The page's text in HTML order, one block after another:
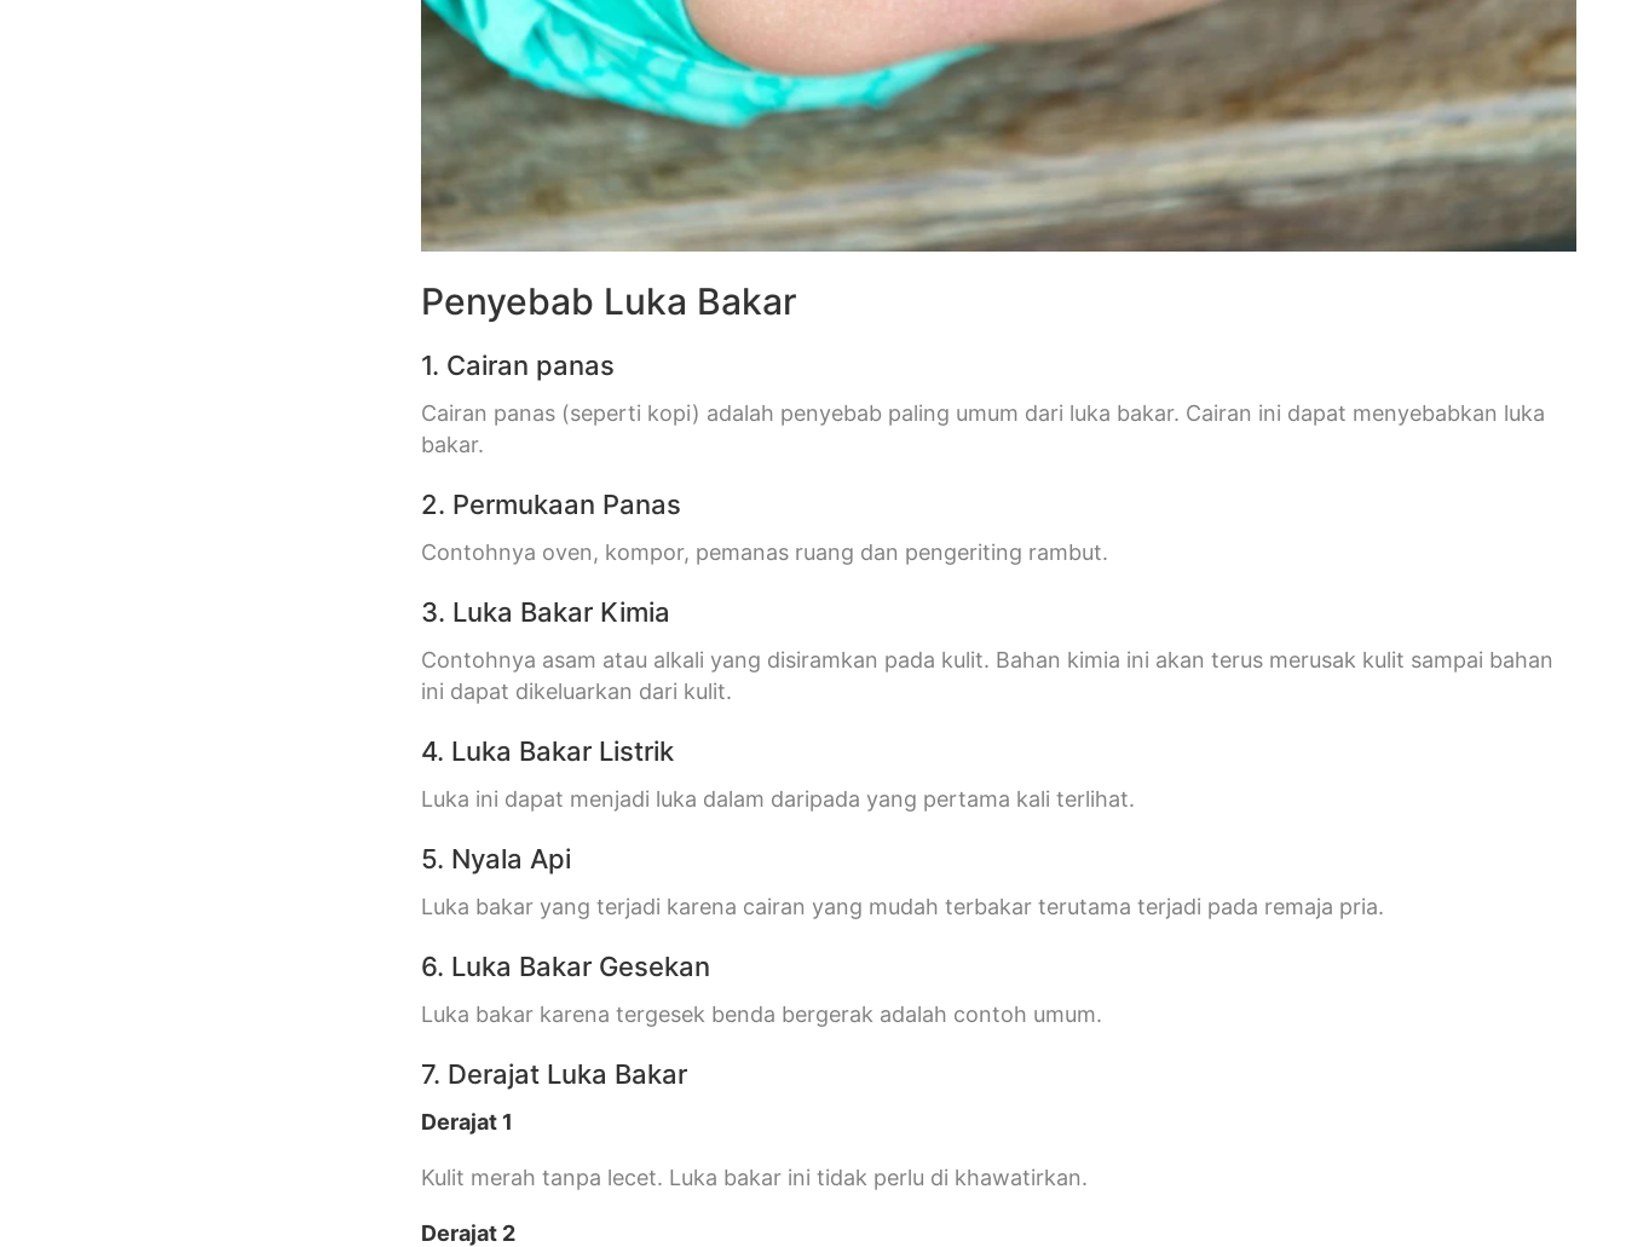
Penyebab Luka Bakar
1. Cairan panas
Cairan panas (seperti kopi) adalah penyebab paling umum dari luka bakar. Cairan ini dapat menyebabkan luka
bakar.
2. Permukaan Panas
Contohnya oven, kompor, pemanas ruang dan pengeriting rambut.
3. Luka Bakar Kimia
Contohnya asam atau alkali yang disiramkan pada kulit. Bahan kimia ini akan terus merusak kulit sampai bahan
ini dapat dikeluarkan dari kulit.
4. Luka Bakar Listrik
Luka ini dapat menjadi luka dalam daripada yang pertama kali terlihat.
5. Nyala Api
Luka bakar yang terjadi karena cairan yang mudah terbakar terutama terjadi pada remaja pria.
6. Luka Bakar Gesekan
Luka bakar karena tergesek benda bergerak adalah contoh umum.
7. Derajat Luka Bakar
Derajat 1
Kulit merah tanpa lecet. Luka bakar ini tidak perlu di khawatirkan.
Derajat 2